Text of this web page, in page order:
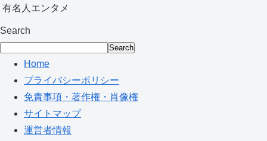
有名人エンタメ
Search
Search
Home
プライバシーポリシー
免責事項・著作権・肖像権
サイトマップ
運営者情報